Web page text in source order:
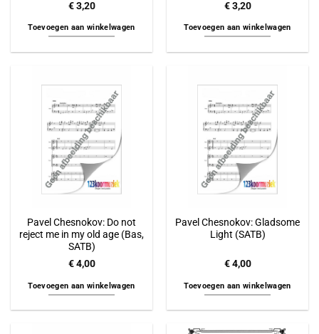
€3,20
Toevoegen aan winkelwagen
€3,20
Toevoegen aan winkelwagen
Pavel Chesnokov: Do not
reject me in my old age (Bas,
SATB)
€4,00
Toevoegen aan winkelwagen
Pavel Chesnokov: Gladsome
Light (SATB)
€4,00
Toevoegen aan winkelwagen